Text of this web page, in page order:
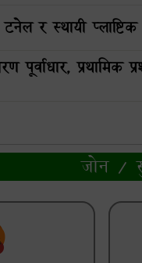
टनेल र स्थायी
पूर्वाधार, प्रथामिक
जोन /